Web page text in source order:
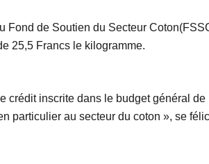
Fond de Soutien du Secteur
25,5 Francs le kilogramme.
inscrite dans le budget général de
particulier au secteur du coton », se